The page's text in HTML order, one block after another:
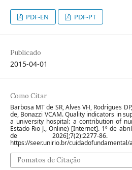
PDF-EN PDF-PT
Publicado
2015-04-01
Como Citar
Barbosa MT de SR, Alves VH, Rodrigues
de, Bonazzi VCAM. Quality indicators in
a university hospital: a contribution of
Estado Rio J., Online) [Internet]. 1º de
de 2026];7(2):2277-
https://seer.unirio.br/cuidadofundamental/
Fomatos de Citação